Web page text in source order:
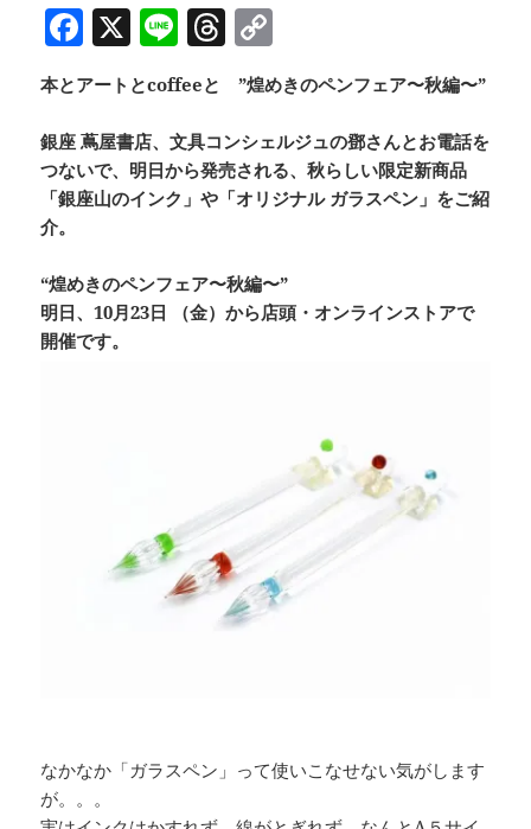
F
a
c
e
b
o
k
X Li
n
e
T
h
re
a
d
s
o
p
y
Li
n
本とアートとcoffeeと ”煌めきのペンフェア〜秋編〜”
銀座 蔦屋書店、文具コンシェルジュの鄧さんとお電話を
つないで、明日から発売される、秋らしい限定新商品
「銀座⼭のインク」や「オリジナル ガラスペン」をご紹
介。
“煌めきのペンフェア〜秋編〜”
明日、10⽉23⽇ （⾦）から店頭・オンラインストアで
開催です。
なかなか「ガラスペン」って使いこなせない気がします
が。。。